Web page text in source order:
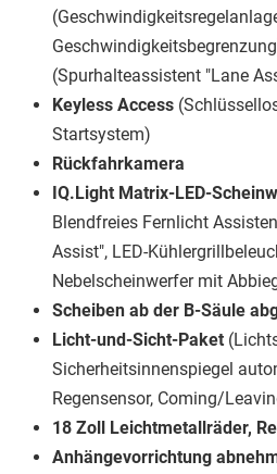
(Spurhalteassistent "Lane
Keyless Access
Startsystem)
Rückfahrkamera
IQ.Light Matrix-LED-
Blendfreies Fernlicht
Assist", LED-
Nebelscheinwerfer mit
Scheiben ab der B-Säule
Licht-und-Sicht-Paket
Sicherheitsinnenspiegel
Regensensor, Coming/
18 Zoll Leichtmetallräder,
Anhängevorrichtung